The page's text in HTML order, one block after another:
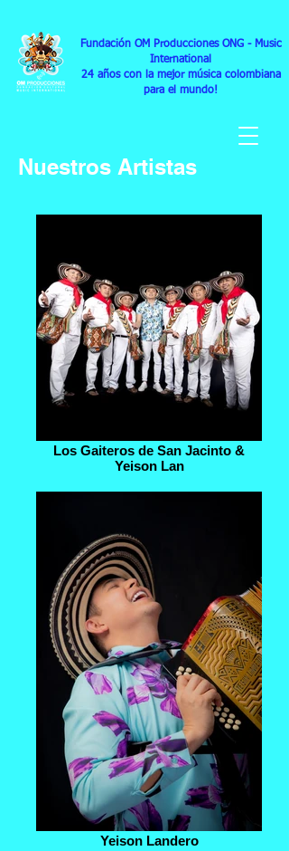
Fundación OM Producciones ONG- Music
International
24años con la mejor música colombiana
para el mundo!
Nuestros Artistas
Los Gaiteros de San Jacinto &
Yeison Lan
Yeison Landero